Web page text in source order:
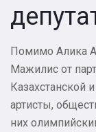
Помимо Алика
Мажилис от
Казахстанской
артисты,
них